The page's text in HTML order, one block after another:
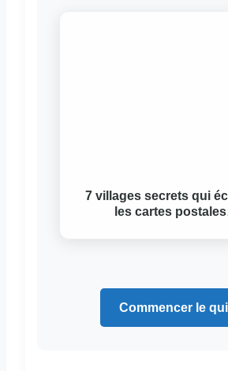
7 villages secrets qui
les cartes
Commencer le